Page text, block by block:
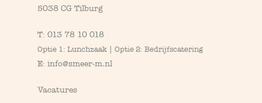
5038 CG Tilburg
T: 013 78 10 018
Optie 1: Lunchzaak | Optie 2: Bedrijfscatering
E: info@smeer-m.nl
Vacatures